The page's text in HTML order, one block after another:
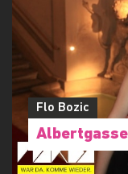
Flo Bozic